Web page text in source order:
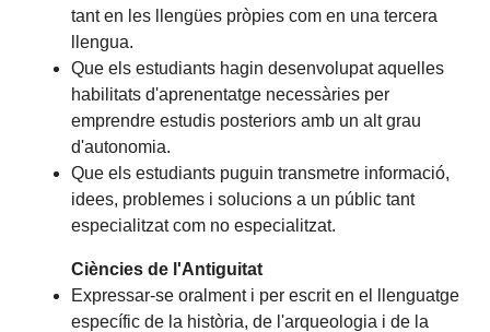
tant en les llengües pròpies com en una tercera
llengua.
Que els estudiants hagin desenvolupat aquelles
habilitats d'aprenentatge necessàries per
emprendre estudis posteriors amb un alt grau
d'autonomia.
Que els estudiants puguin transmetre informació,
idees, problemes i solucions a un públic tant
especialitzat com no especialitzat.
Ciències de l'Antiguitat
Expressar-se oralment i per escrit en el llenguatge
específic de la història, de l'arqueologia i de la